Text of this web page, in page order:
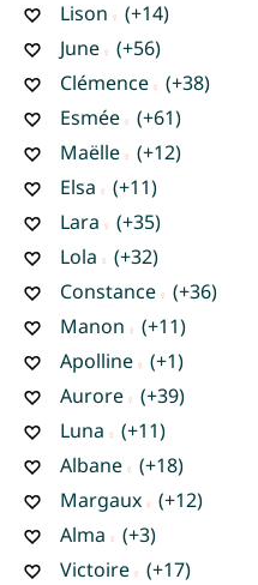
Lison
(+14)
June
(+56)
Clémence
(+38)
Esmée
(+61)
Maëlle
(+12)
Elsa
(+11)
Lara
(+35)
Lola
(+32)
Constance
(+36)
Manon
(+11)
Apolline
(+1)
Aurore
(+39)
Luna
(+11)
Albane
(+18)
Margaux
(+12)
Alma
(+3)
Victoire
(+17)